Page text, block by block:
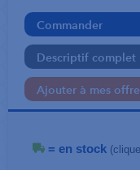
Commander
Descriptif complet
Ajouter à mes
= en stock